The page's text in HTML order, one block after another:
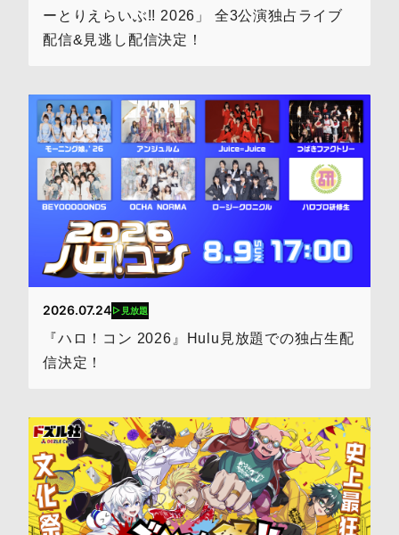
ーとりえらいぶ!! 2026」 全3公演独占ライブ
配信&見逃し配信決定！
2026.07.24 見放題
『ハロ！コン 2026』Hulu見放題での独占生配
信決定！